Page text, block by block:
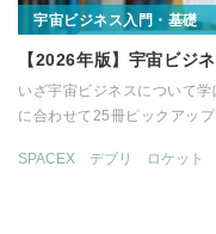
宇宙ビジネス入門・基礎
【2026年版】宇宙ビジ
いざ宇宙ビジネスについて
に合わせて25冊ピックアップ
SPACEX デブリ ロケット